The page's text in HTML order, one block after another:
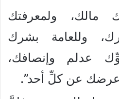
مالك، ولمعرفتك
وللعامة بشرك
عدلم وإنصافك،
عن كلِّ أحد”.